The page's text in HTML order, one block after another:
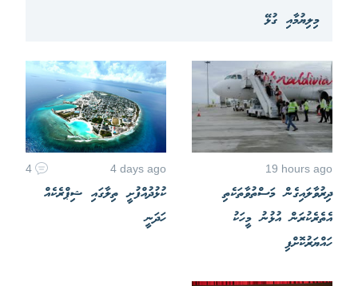
މިލިޔުމާއި ގުޅޭ
19 hours ago
ދިރުވާލައިގެން މަސްތުވާތަކެތި
އެތެރެކުރަން އުޅުނު މީހަކު
ހައްޔަރުކޮށްފި
4 days ago
4
ކުޅުދުއްފުށީ ތިލާގައި ޝިޕްރެކެއް
ހަދަނީ